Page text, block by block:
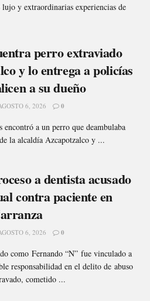
lujo y extraordinarias experiencias de
perro extraviado
y lo entrega a policías
a su dueño
6, 2026 0
encontró a un perro que deambulaba
la alcaldía Azcapotzalco y ...
a dentista acusado
contra paciente en
6, 2026 0
como Fernando “N” fue vinculado a
responsabilidad en el delito de abuso
cometido ...